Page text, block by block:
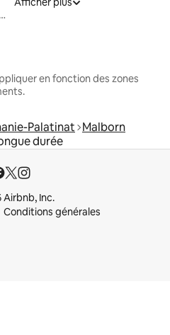
Locations moyenne et longue durée
en fonction des zones
Palatinat Malborn
durée
Inc.
Conditions générales